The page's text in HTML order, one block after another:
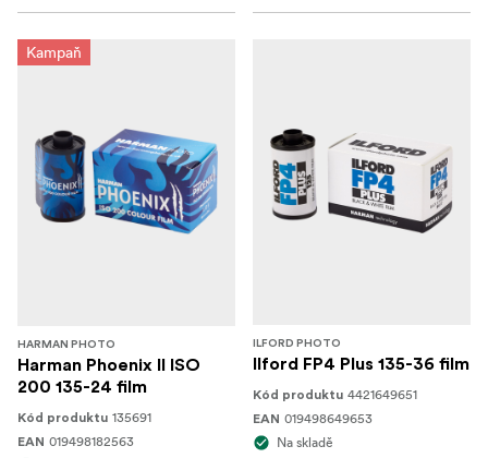
Kampaň
HARMAN PHOTO
Harman Phoenix II ISO
200 135-24 film
Kód produktu 135691
EAN 019498182563
ILFORD PHOTO
Ilford FP4 Plus 135-36 film
Kód produktu 4421649651
EAN 019498649653
Na skladě